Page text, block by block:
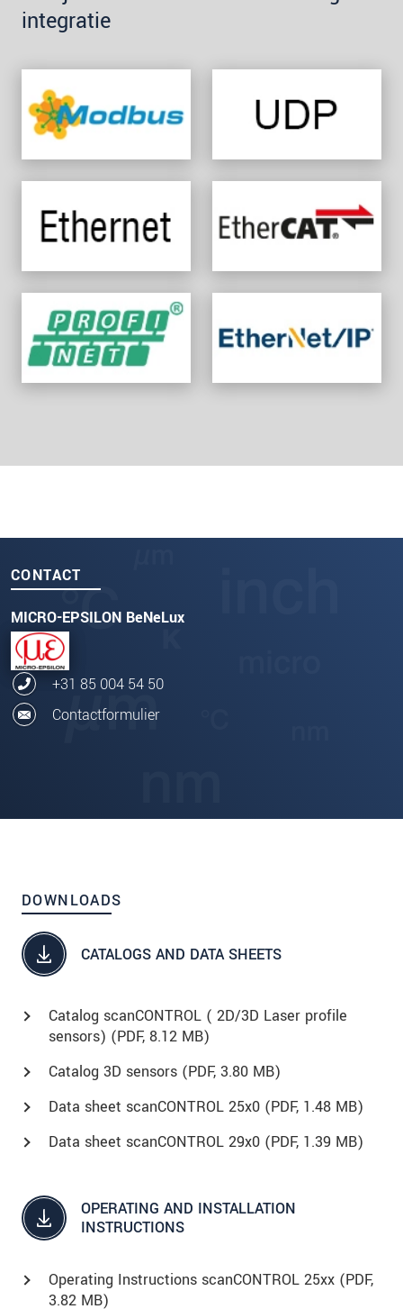
integratie
CONTACT
MICRO-EPSILON BeNeLux
+31 85 004 54 50
Contactformulier
DOWNLOADS
CATALOGS AND DATA SHEETS
Catalog scanCONTROL ( 2D/3D Laser profile
sensors) (PDF, 8.12 MB)
Catalog 3D sensors (PDF, 3.80 MB)
Data sheet scanCONTROL 25x0 (PDF, 1.48 MB)
Data sheet scanCONTROL 29x0 (PDF, 1.39 MB)
OPERATING AND INSTALLATION
INSTRUCTIONS
Operating Instructions scanCONTROL 25xx (PDF,
3.82 MB)